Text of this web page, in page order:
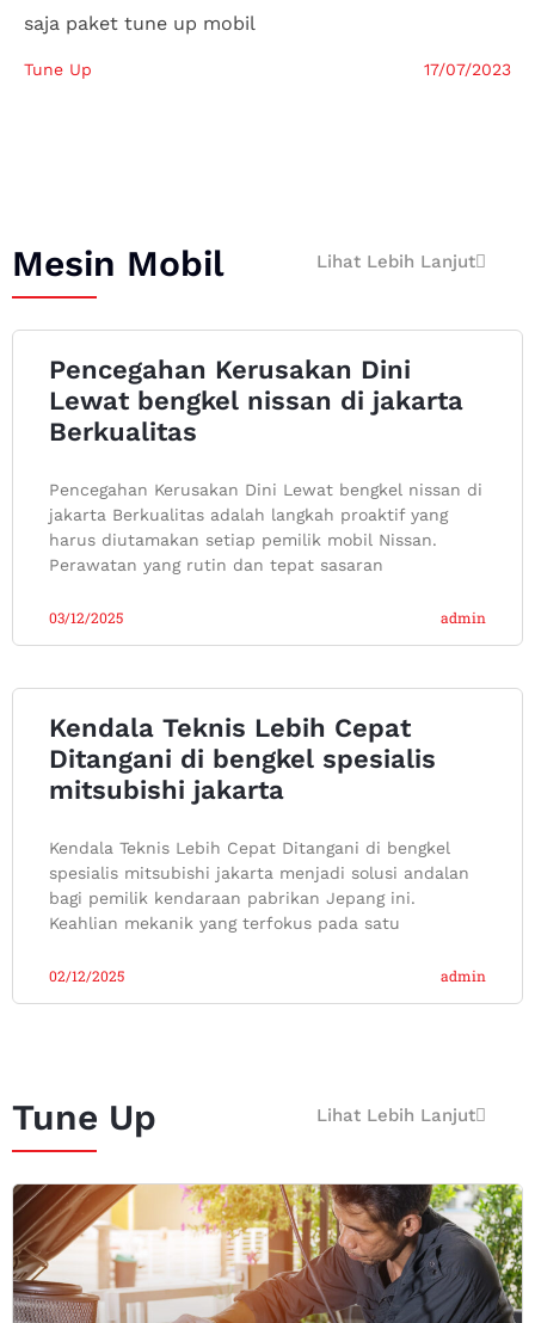
saja paket tune up mobil
Tune Up 17/07/2023
Mesin Mobil Lihat Lebih Lanjut
Pencegahan Kerusakan Dini
Lewat bengkel nissan di jakarta
Berkualitas
Pencegahan Kerusakan Dini Lewat bengkel nissan di
jakarta Berkualitas adalah langkah proaktif yang
harus diutamakan setiap pemilik mobil Nissan.
Perawatan yang rutin dan tepat sasaran
admin
03/12/2025
Kendala Teknis Lebih Cepat
Ditangani di bengkel spesialis
mitsubishi jakarta
Kendala Teknis Lebih Cepat Ditangani di bengkel
spesialis mitsubishi jakarta menjadi solusi andalan
bagi pemilik kendaraan pabrikan Jepang ini.
Keahlian mekanik yang terfokus pada satu
admin
02/12/2025
Tune Up Lihat Lebih Lanjut